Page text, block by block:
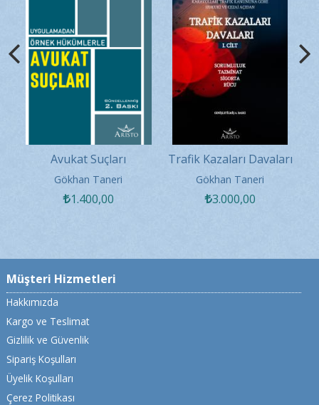
Avukat Suçları
Gökhan Taneri
1.400,00
Trafik Kazaları Davaları
2 Cilt
Gökhan Taneri
3.000,00
Müşteri Hizmetleri
Hakkımızda
Kargo ve Teslimat
Gizlilik ve Güvenlik
Sipariş Koşulları
Üyelik Koşulları
Çerez Politikası